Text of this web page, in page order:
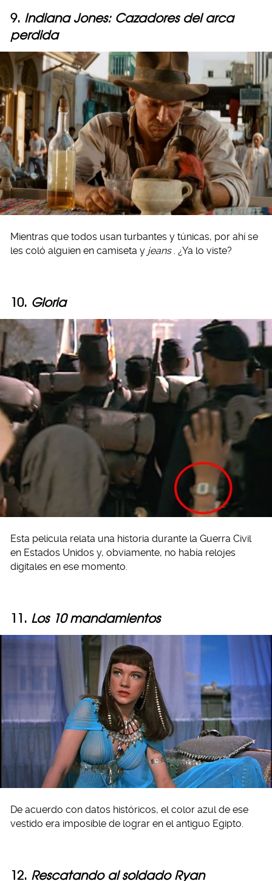
9. Indiana Jones: Cazadores del arca
perdida
Mientras que todos usan turbantes y túnicas, por ahí se
les coló alguien en camiseta y jeans . ¿Ya lo viste?
10. Gloria
Esta película relata una historia durante la Guerra Civil
en Estados Unidos y, obviamente, no había relojes
digitales en ese momento.
11. Los 10 mandamientos
De acuerdo con datos históricos, el color azul de ese
vestido era imposible de lograr en el antiguo Egipto.
12. Rescatando al soldado Ryan